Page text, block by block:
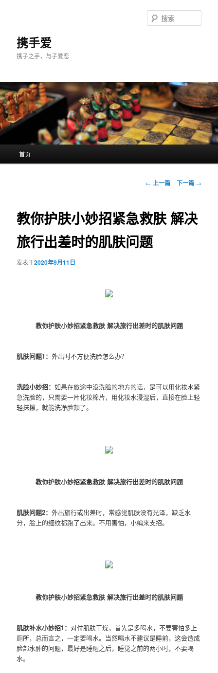
携手爱
携子之手，与子爱恋
索
首页
文
航
← 上一篇 下一篇 →
教你护肤小妙招紧急救肤 解决
旅行出差时的肌肤问题
发表于2020年9月11日
教你护肤小妙招紧急救肤 解决旅行出差时的肌肤问题
肌肤问题1：外出时不方便洗脸怎么办？
洗脸小妙招：如果在旅途中没洗脸的地方的话，是可以用化妆水紧
急洗脸的，只需要一片化妆棉片，用化妆水浸湿后，直接在脸上轻
轻抹擦，就能洗净脸颊了。
教你护肤小妙招紧急救肤 解决旅行出差时的肌肤问题
肌肤问题2：外出旅行或出差时，常感觉肌肤没有光泽，缺乏水
分，脸上的细纹都跑了出来。不用害怕，小编来支招。
教你护肤小妙招紧急救肤 解决旅行出差时的肌肤问题
肌肤补水小妙招1： 对付肌肤干燥，首先是多喝水，不要害怕多上
厕所，总而言之，一定要喝水。当然喝水不建议是睡前，这会造成
脸部水肿的问题，最好是睡醒之后，睡觉之前的两小时，不要喝
水。